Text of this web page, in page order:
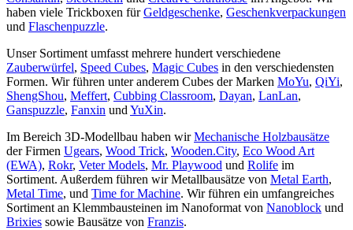
haben viele Trickboxen fürGeldgeschenke, Geschenkverpackungen
und Flaschenpuzzle.
Unser Sortiment umfasst mehrere hundert verschiedene
Zauberwürfel, Speed Cubes, Magic Cubes in den verschiedensten
Formen. Wir führen unter anderem Cubes der Marken MoYu, QiYi,
ShengShou, Meffert, Cubbing Classroom, Dayan, LanLan,
Ganspuzzle, Fanxin und YuXin.
Im Bereich 3D-Modellbau haben wirMechanische Holzbausätze
der Firmen Ugears, Wood Trick, Wooden.City, Eco Wood Art
(EWA), Rokr, Veter Models, Mr. Playwood und Rolife im
Sortiment. Außerdem führen wir Metallbausätze von Metal Earth,
Metal Time, und Time for Machine. Wir führen ein umfangreiches
Sortiment an Klemmbausteinen im Nanoformat von Nanoblock und
Brixies sowie Bausätze von Franzis.